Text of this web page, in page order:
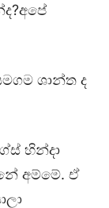
ශාන්ත ද
හින්දා
අම්මේ. ඒ